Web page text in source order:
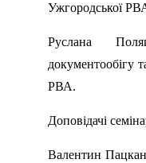
Ужгородської
Руслана
документообігу
РВА.
Доповідачі
Валентин